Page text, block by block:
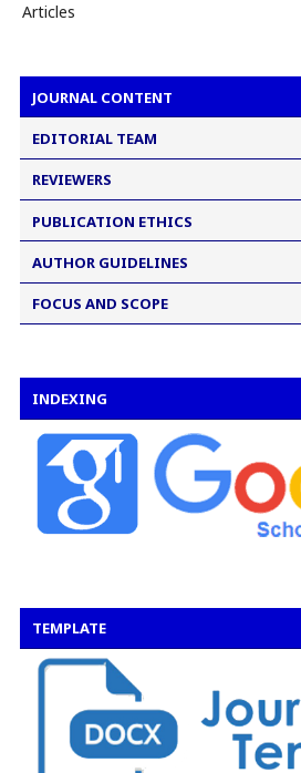
Articles
JOURNAL CONTENT
EDITORIAL TEAM
REVIEWERS
PUBLICATION ETHICS
AUTHOR GUIDELINES
FOCUS AND SCOPE
INDEXING
TEMPLATE